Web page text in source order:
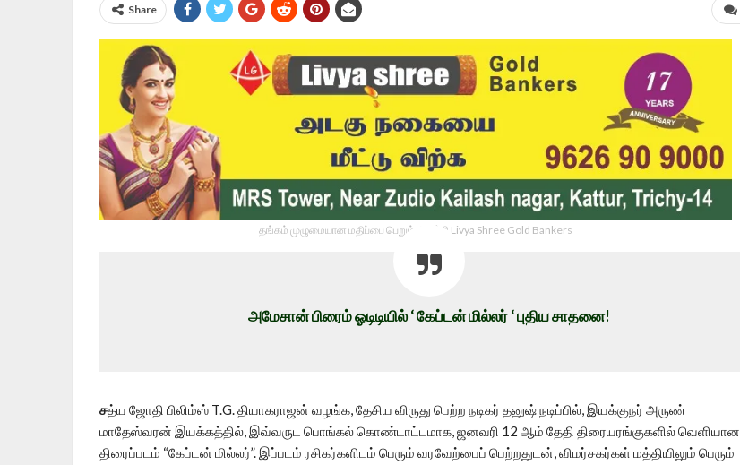
Share
தங்கம் முழுமையான மதிப்பை பெறும் திருச்சி Livya Shree Gold Bankers
அமேசான் பிரைம் ஓடிடியில் ‘ கேப்டன் மில்லர் ‘ புதிய சாதனை!
சத்ய ஜோதி பிலிம்ஸ் T.G. தியாகராஜன் வழங்க, தேசிய விருது பெற்ற நடிகர் தனுஷ் நடிப்பில், இயக்குநர் அருண்
மாதேஸ்வரன் இயக்கத்தில், இவ்வருட பொங்கல் கொண்டாட்டமாக, ஜனவரி 12 ஆம் தேதி திரையரங்குகளில் வெளியான
திரைப்படம் “கேப்டன் மில்லர்”. இப்படம் ரசிகர்களிடம் பெரும் வரவேற்பைப் பெற்றதுடன், விமர்சகர்கள் மத்தியிலும் பெரும்